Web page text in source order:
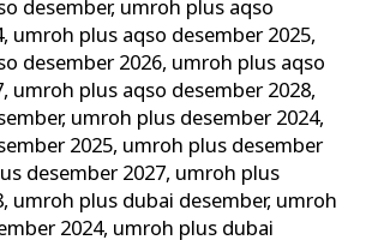
desember, umroh plus aqso
, umroh plus aqso desember 2025,
desember 2026, umroh plus aqso
, umroh plus aqso desember 2028,
, umroh plus desember 2024,
2025, umroh plus desember
desember 2027, umroh plus
, umroh plus dubai desember, umroh
2024, umroh plus dubai